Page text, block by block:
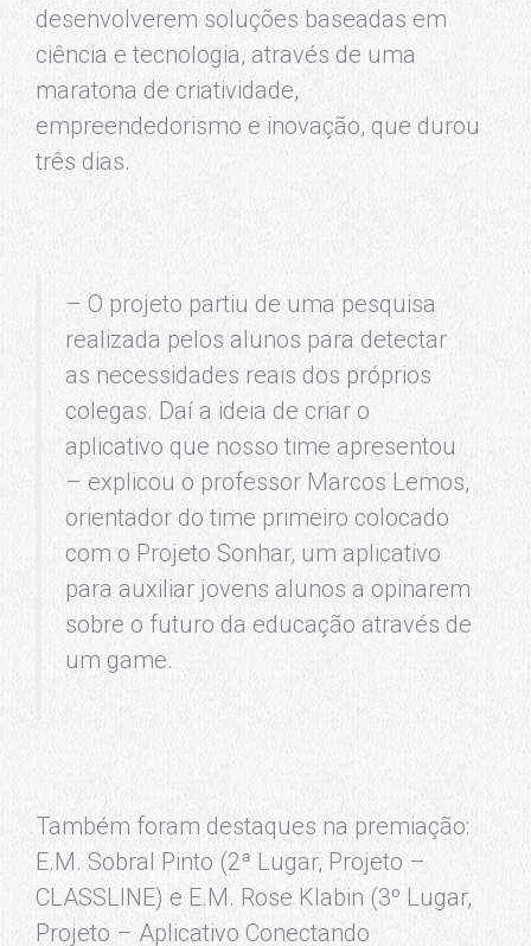
desenvolverem soluções baseadas em
ciência e tecnologia, através de uma
maratona de criatividade,
empreendedorismo e inovação, que durou
três dias.
– O projeto partiu de uma pesquisa
realizada pelos alunos para detectar
as necessidades reais dos próprios
colegas. Daí a ideia de criar o
aplicativo que nosso time apresentou
– explicou o professor Marcos Lemos,
orientador do time primeiro colocado
com o Projeto Sonhar, um aplicativo
para auxiliar jovens alunos a opinarem
sobre o futuro da educação através de
um game.
Também foram destaques na premiação:
E.M. Sobral Pinto (2ª Lugar, Projeto –
CLASSLINE) e E.M. Rose Klabin (3º Lugar,
Projeto – Aplicativo Conectando